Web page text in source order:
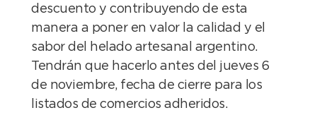
descuento y contribuyendo de esta
manera a poner en valor la calidad y el
sabor del helado artesanal argentino.
Tendrán que hacerlo antes del jueves 6
de noviembre, fecha de cierre para los
listados de comercios adheridos.